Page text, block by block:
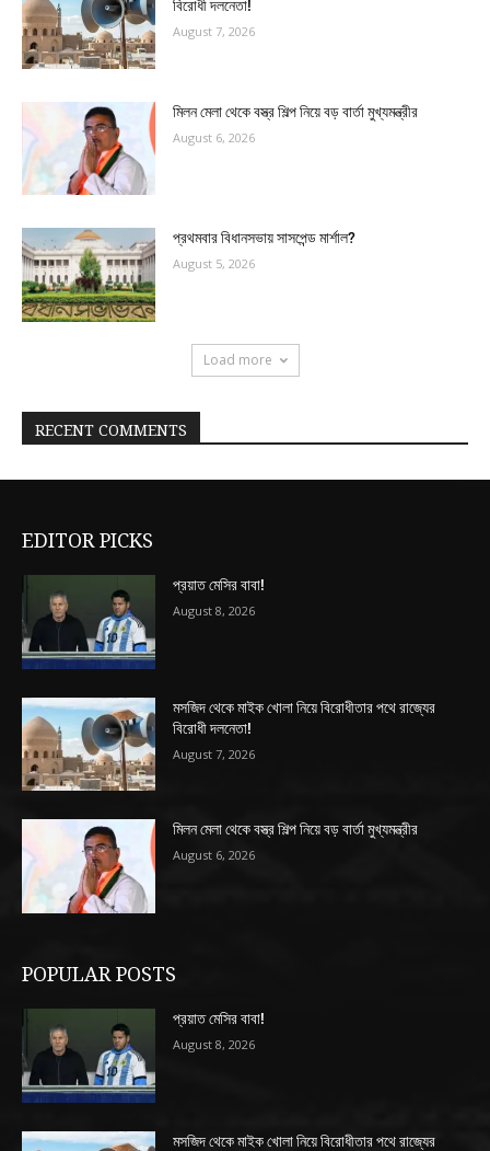
বিরোধী দলনেতা!
August 7, 2026
মিলন মেলা থেকে বস্ত্র শিল্প নিয়ে বড় বার্তা মুখ্যমন্ত্রীর
August 6, 2026
প্রথমবার বিধানসভায় সাসপেন্ড মার্শাল?
August 5, 2026
Load more
RECENT COMMENTS
EDITOR PICKS
প্রয়াত মেসির বাবা!
August 8, 2026
মসজিদ থেকে মাইক খোলা নিয়ে বিরোধীতার পথে রাজ্যের
বিরোধী দলনেতা!
August 7, 2026
মিলন মেলা থেকে বস্ত্র শিল্প নিয়ে বড় বার্তা মুখ্যমন্ত্রীর
August 6, 2026
POPULAR POSTS
প্রয়াত মেসির বাবা!
August 8, 2026
মসজিদ থেকে মাইক খোলা নিয়ে বিরোধীতার পথে রাজ্যের